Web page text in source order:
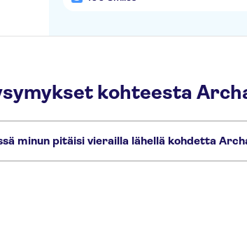
kohteesta
minun pitäisi vierailla lähellä kohdetta